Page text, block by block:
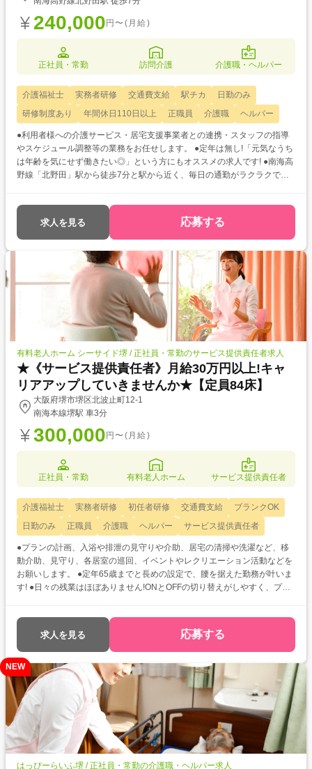
240,000 円〜(月給)
正社員・常勤 訪問介護 介護職・ヘルパー
介護福祉士 実務者研修 交通費支給 駅チカ
日勤のみ
研修制度あり
年間休日110日以上 正職員 介護職 ヘルパー
●利用者様への介護サービス・居宅支援事業者との連携・スタッフの指導
やスケジュール調整等の業務をお任せします。 ●定年は無し!「元気なうち
は年齢を気にせず働きたい◎」という方にもオススメの求人です! ●南海高
野線「北野田」駅から徒歩7分と駅から近く、毎日の通勤がラクラクです
求人を見る 応募する
有料老人ホーム シーサイド堺 / 正社員・常勤のサービス提供責任者求人
★《サービス提供責任者》月給30万円以上!キャ
リアアップしていきませんか★【定員84床】
大阪府堺市堺区北波止町12-1
南海本線堺駅 車3分
300,000 円〜(月給)
正社員・常勤 有料老人ホーム サービス提供責任者
介護福祉士 実務者研修 初任者研修 交通費支給
ブランクOK
日勤のみ
正職員 介護職 ヘルパー サービス提供責任者
●プランの計画、入浴や排泄の見守りや介助、居宅の清掃や洗濯など、移
動介助、見守り、各居室の巡回、イベントやレクリエーション活動などを
お願いします。 ●定年65歳までと長めの設定で、腰を据えた勤務が叶いま
す! ●日々の残業はほぼありません!ONとOFFの切り替えがしやすく、プラ
求人を見る 応募する
NEW
はっぴーらいふ堺 / 正社員・常勤の介護職・ヘルパー求人